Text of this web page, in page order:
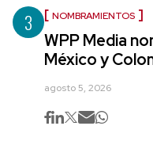
3 NOMBRAMIENTOS
WPP Media
México y
agosto 5, 2026